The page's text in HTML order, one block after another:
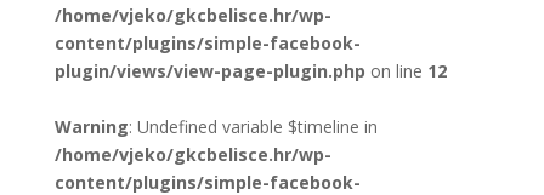
/home/vjeko/gkcbelisce.hr/wp-
content/plugins/simple-facebook-
plugin/views/view-page-plugin.php on line 12
Warning: Undefined variable $timeline in
/home/vjeko/gkcbelisce.hr/wp-
content/plugins/simple-facebook-